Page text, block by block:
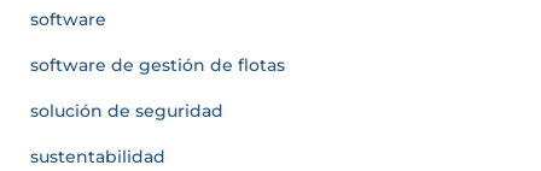
software
software de gestión de flotas
solución de seguridad
sustentabilidad